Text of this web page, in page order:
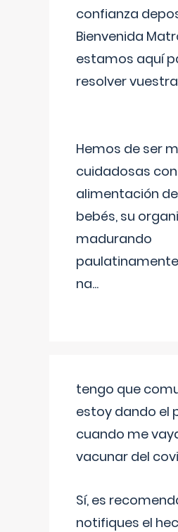
confianza
Bienvenida
estamos aquí
resolver
Hemos de ser
cuidadosas
alimentación
bebés, su
madurando
na...
tengo que
estoy dando el
cuando me
vacunar del
Sí, es
notifiques el